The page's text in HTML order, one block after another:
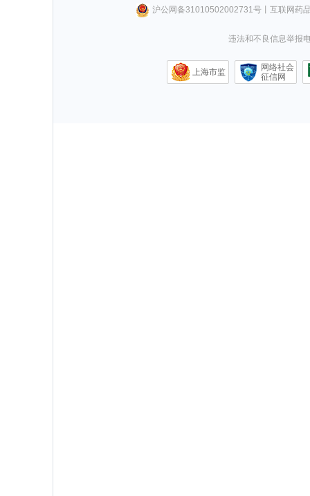
沪公网备31010502002731号丨 互联网药
违法和不良信息举报
上海市监
网络社会
征信网